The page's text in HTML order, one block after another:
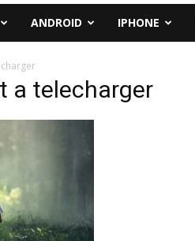
ANDROID IPHONE
a telecharger